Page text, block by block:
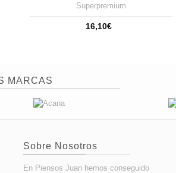
Superpremium
16,10€
MARCAS
Sobre Nosotros
En Piensos Juan hemos conseguido